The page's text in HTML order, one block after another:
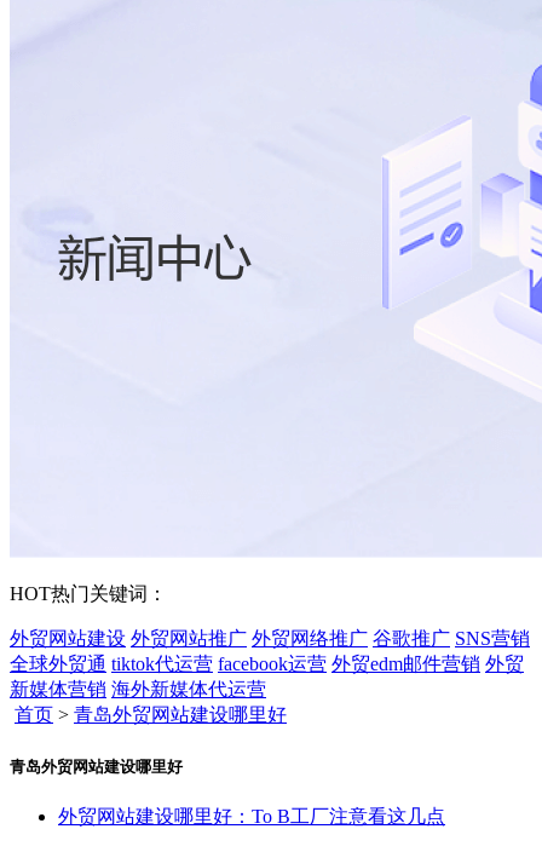
HOT热门关键词：
外贸网站建设 外贸网站推广 外贸网络推广 谷歌推广 SNS营销
全球外贸通 tiktok代运营 facebook运营 外贸edm邮件营销 外贸
新媒体营销 海外新媒体代运营
首页 > 青岛外贸网站建设哪里好
青岛外贸网站建设哪里好
外贸网站建设哪里好：To B工厂注意看这几点